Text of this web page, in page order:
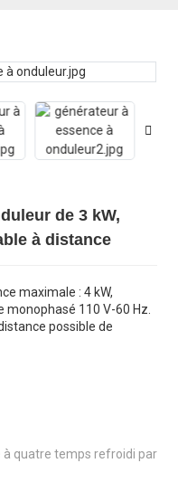
de 3 kW,
à distance
maximale : 4 kW,
110 V-60 Hz.
possible de
à quatre temps refroidi par